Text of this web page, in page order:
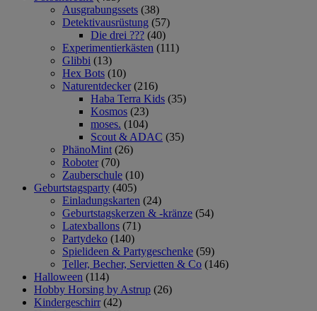
Ausgrabungssets (38)
Detektivausrüstung (57)
Die drei ??? (40)
Experimentierkästen (111)
Glibbi (13)
Hex Bots (10)
Naturentdecker (216)
Haba Terra Kids (35)
Kosmos (23)
moses. (104)
Scout & ADAC (35)
PhänoMint (26)
Roboter (70)
Zauberschule (10)
Geburtstagsparty (405)
Einladungskarten (24)
Geburtstagskerzen & -kränze (54)
Latexballons (71)
Partydeko (140)
Spielideen & Partygeschenke (59)
Teller, Becher, Servietten & Co (146)
Halloween (114)
Hobby Horsing by Astrup (26)
Kindergeschirr (42)